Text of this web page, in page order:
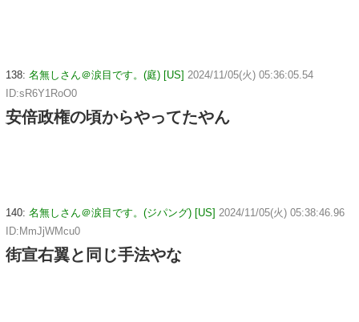
138: 名無しさん＠涙目です。(庭) [US] 2024/11/05(火) 05:36:05.54
ID:sR6Y1RoO0
安倍政権の頃からやってたやん
140: 名無しさん＠涙目です。(ジパング) [US] 2024/11/05(火) 05:38:46.96
ID:MmJjWMcu0
街宣右翼と同じ手法やな